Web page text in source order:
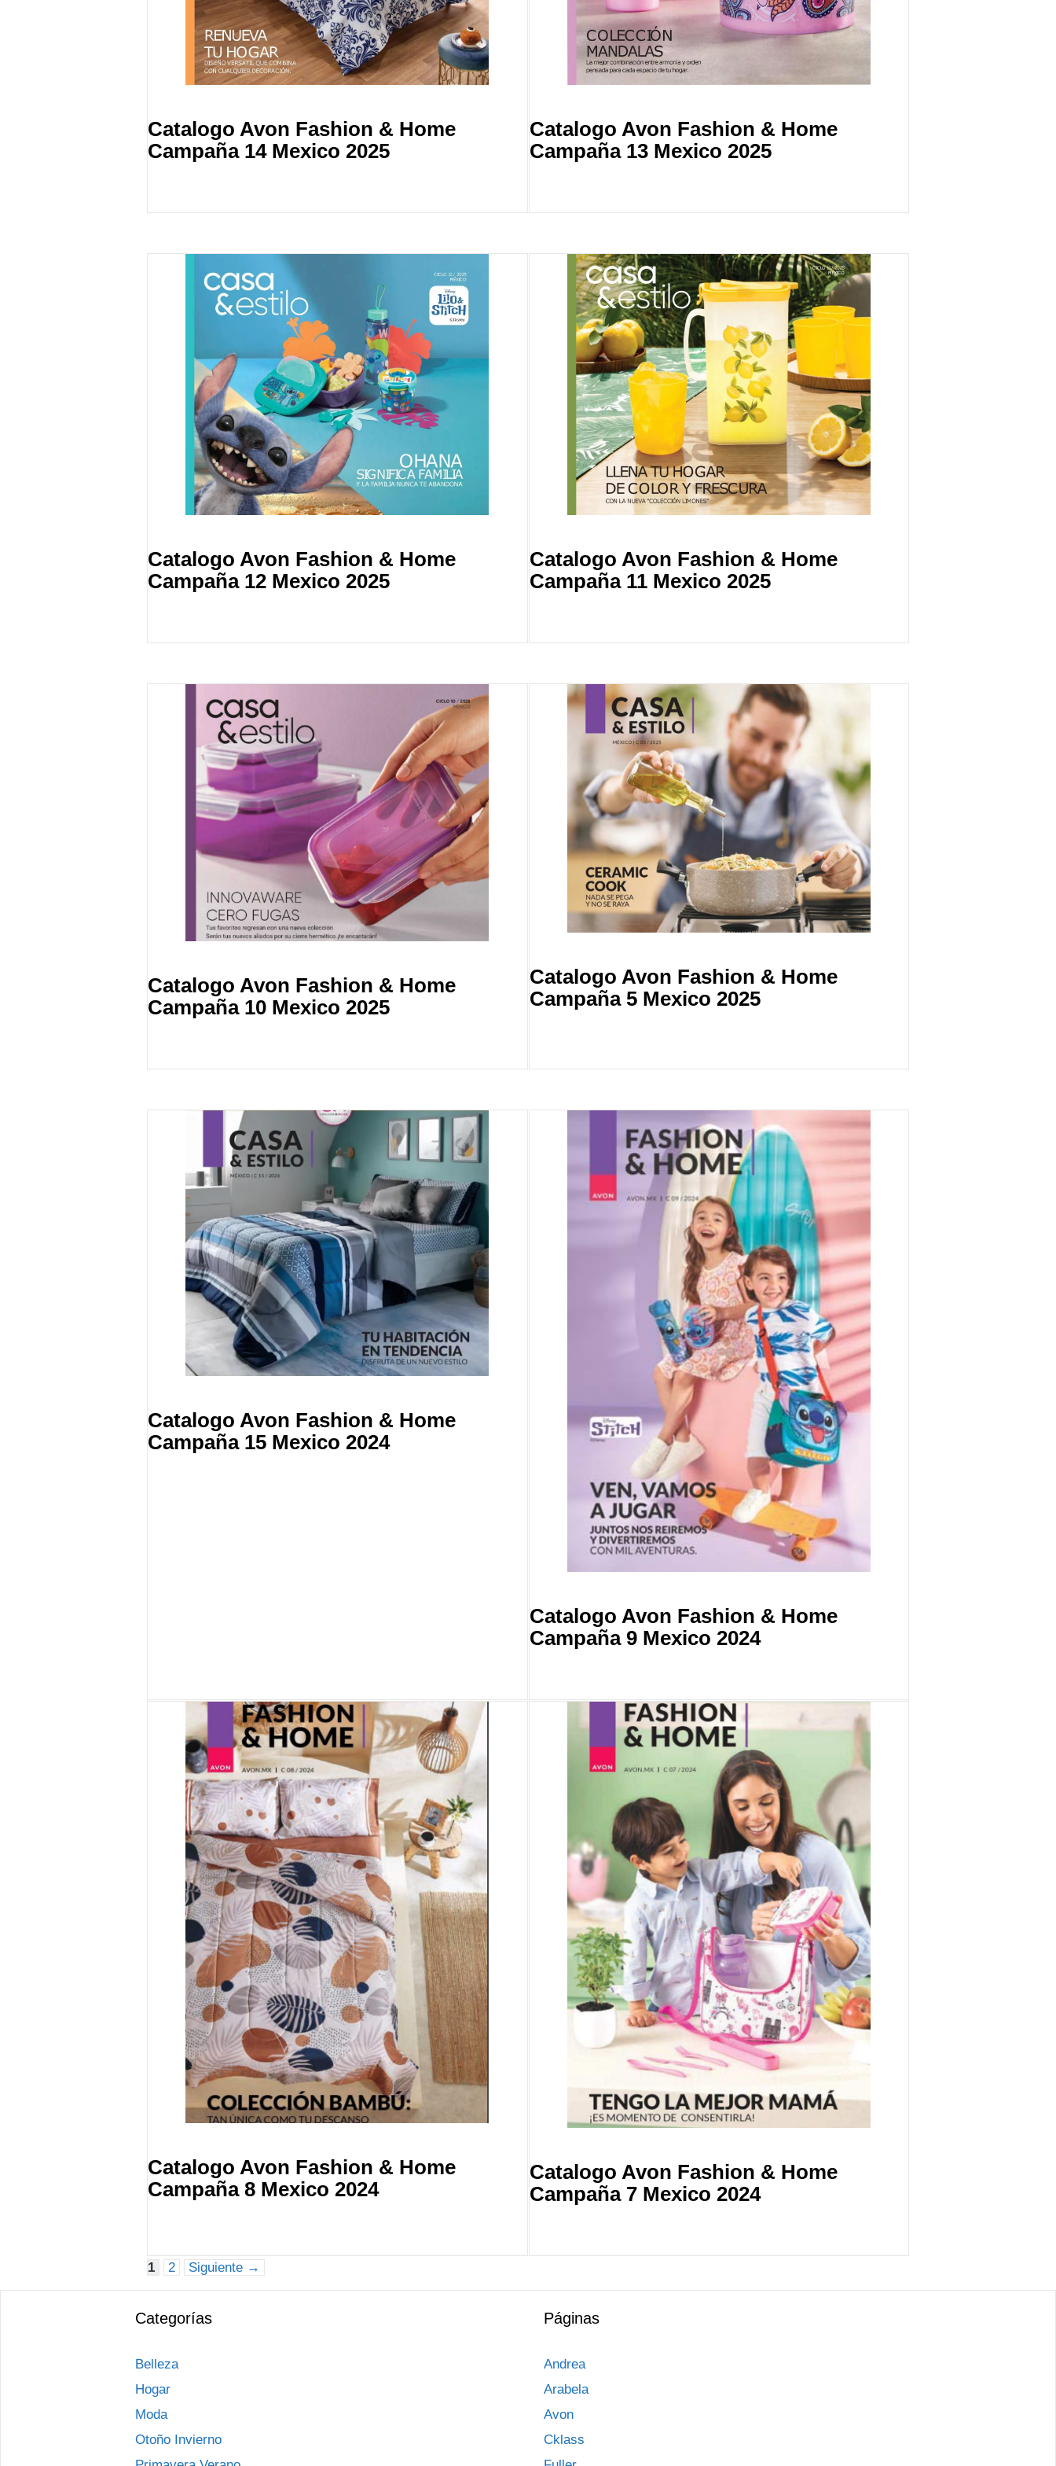
Catalogo Avon Fashion & Home
Campaña 14 Mexico 2025
Catalogo Avon Fashion & Home
Campaña 13 Mexico 2025
Catalogo Avon Fashion & Home
Campaña 12 Mexico 2025
Catalogo Avon Fashion & Home
Campaña 11 Mexico 2025
Catalogo Avon Fashion & Home
Campaña 10 Mexico 2025
Catalogo Avon Fashion & Home
Campaña 5 Mexico 2025
Catalogo Avon Fashion & Home
Campaña 15 Mexico 2024
Catalogo Avon Fashion & Home
Campaña 9 Mexico 2024
Catalogo Avon Fashion & Home
Campaña 8 Mexico 2024
Catalogo Avon Fashion & Home
Campaña 7 Mexico 2024
Página
1 Página
2 Siguiente →
Categorías
Belleza
Hogar
Moda
Otoño Invierno
Páginas
Andrea
Arabela
Avon
Cklass